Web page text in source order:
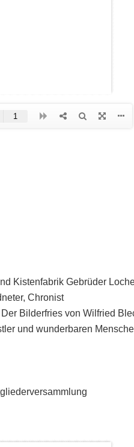
Kistenfabrik Gebrüder
Chronist
Bilderfries von Wilfried
und wunderbaren